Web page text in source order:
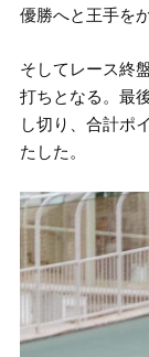
優勝へと王手を
そしてレース終
打ちとなる。最
し切り、合計ポ
たした。